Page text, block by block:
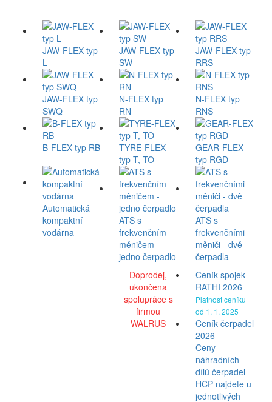
JAW-FLEX typ
L
JAW-FLEX typ
SW
JAW-FLEX typ
RRS
JAW-FLEX typ
SWQ
N-FLEX typ
RN
N-FLEX typ
RNS
B-FLEX typ RB
TYRE-FLEX
typ T, TO
GEAR-FLEX
typ RGD
Automatická
kompaktní
vodárna
ATS s
frekvenčním
měničem -
jedno čerpadlo
Doprodej,
ukončena
spolupráce s
firmou
WALRUS
ATS s
frekvenčními
měniči - dvě
čerpadla
Ceník spojek
RATHI 2026
Platnost ceníku
od 1. 1. 2025
Ceník čerpadel
2026
Ceny
náhradních
dílů čerpadel
HCP najdete u
jednotlivých